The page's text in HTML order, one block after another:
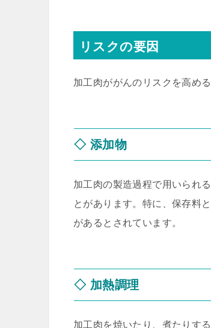
リスクの要因
加工肉ががんのリスクを高め
◇ 添加物
加工肉の製造過程で用いられ
とがあります。特に、保存料
があるとされています。
◇ 加熱調理
加工肉を焼いたり、煮たりす